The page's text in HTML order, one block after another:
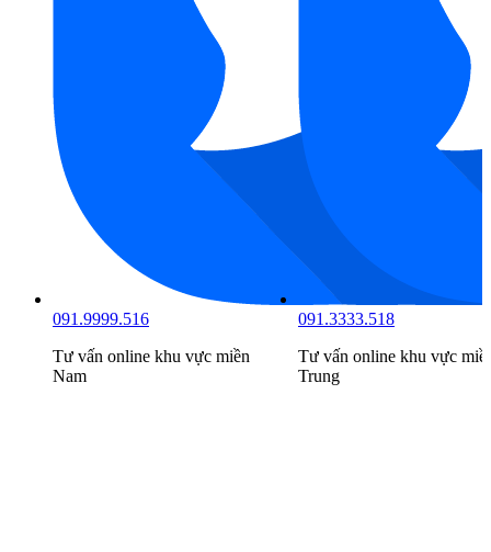
091.9999.516
Tư vấn online khu vực miền
Nam
091.3333.518
Tư vấn online khu vực
Trung